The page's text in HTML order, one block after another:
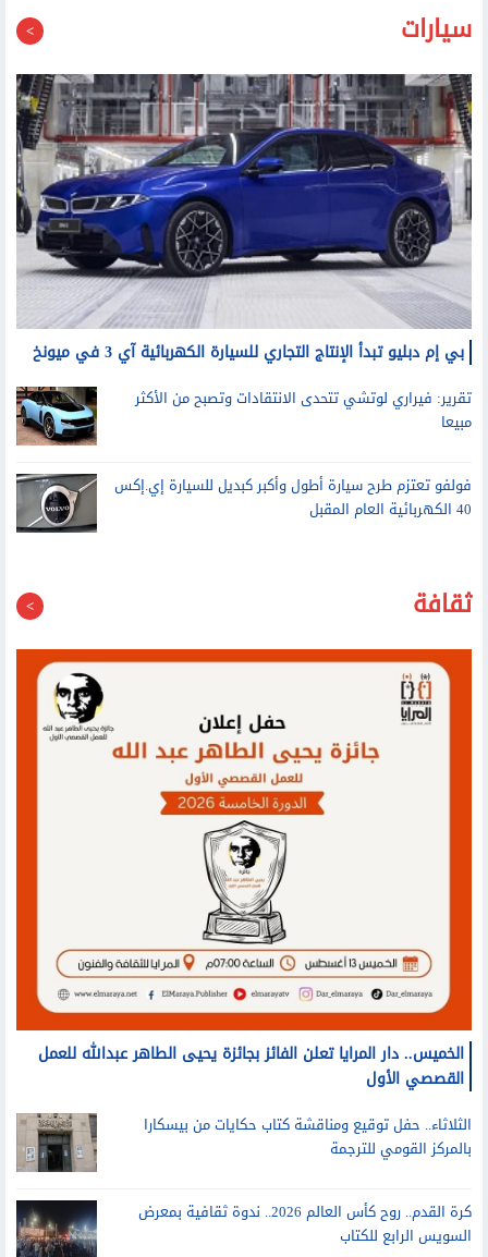
سيارات
بي إم دبليو تبدأ الإنتاج التجاري للسيارة الكهربائية آي 3 في ميونخ
تقرير: فيراري لوتشي تتحدى الانتقادات وتصبح من الأكثر
مبيعا
فولفو تعتزم طرح سيارة أطول وأكبر كبديل للسيارة إي.إكس
40 الكهربائية العام المقبل
ثقافة
الخميس.. دار المرايا تعلن الفائز بجائزة يحيى الطاهر عبدالله للعمل
القصصي الأول
الثلاثاء.. حفل توقيع ومناقشة كتاب حكايات من بيسكارا
بالمركز القومي للترجمة
كرة القدم.. روح كأس العالم 2026.. ندوة ثقافية بمعرض
السويس الرابع للكتاب